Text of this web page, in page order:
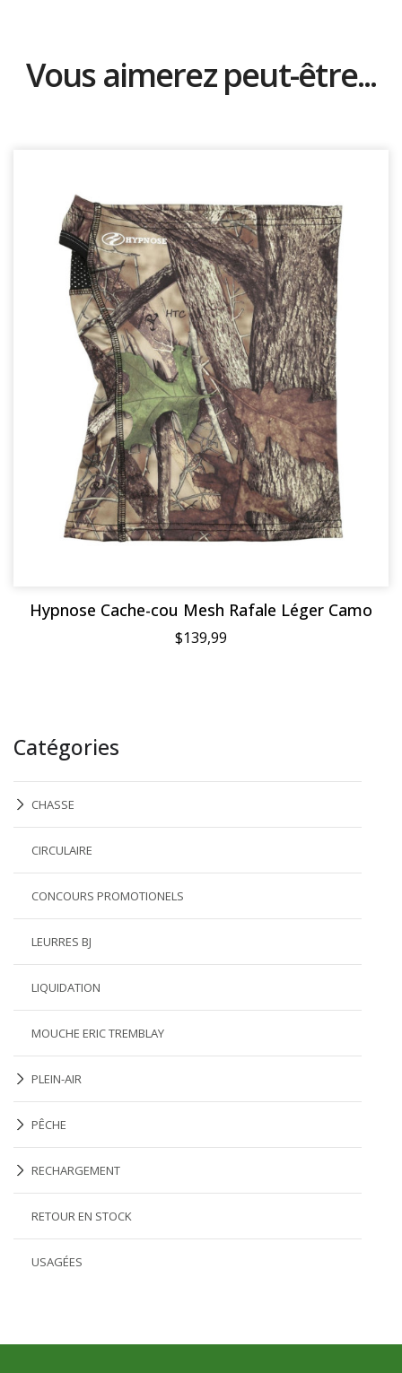
Catégories
CHASSE
CIRCULAIRE
CONCOURS PROMOTIONELS
LEURRES BJ
LIQUIDATION
MOUCHE ERIC TREMBLAY
PLEIN-AIR
PÊCHE
RECHARGEMENT
RETOUR EN STOCK
USAGÉES
Vous aimerez peut-être...
Hypnose Cache-cou Mesh Rafale Léger Camo
$139,99